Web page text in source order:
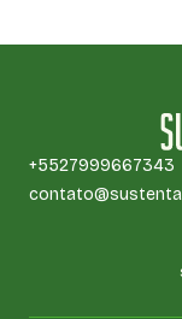
+5527999667343